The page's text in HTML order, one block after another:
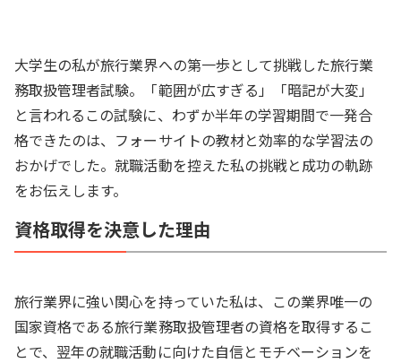
大学生の私が旅行業界への第一歩として挑戦した旅行業
務取扱管理者試験。「範囲が広すぎる」「暗記が大変」
と言われるこの試験に、わずか半年の学習期間で一発合
格できたのは、フォーサイトの教材と効率的な学習法の
おかげでした。就職活動を控えた私の挑戦と成功の軌跡
をお伝えします。
資格取得を決意した理由
旅行業界に強い関心を持っていた私は、この業界唯一の
国家資格である旅行業務取扱管理者の資格を取得するこ
とで、翌年の就職活動に向けた自信とモチベーションを